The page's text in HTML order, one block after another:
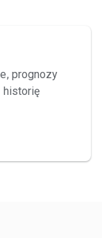
prognozy
historię